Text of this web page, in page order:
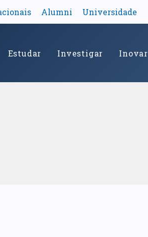
Alumni Universidade
Estudar Investigar Inovar